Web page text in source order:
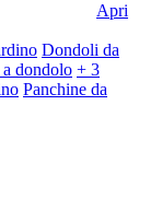
Apri
Dondoli da
a dondolo + 3
Panchine da